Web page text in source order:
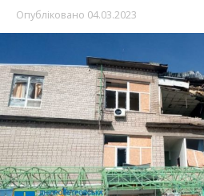
Опубліковано 04.03.2023